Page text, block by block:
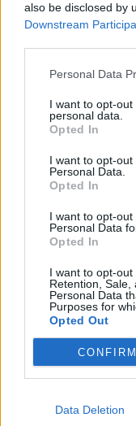
also be disclosed by
Downstream
Personal Data
I want to opt-
personal data.
Opted In
I want to opt-
Personal Data.
Opted In
I want to opt-
Personal Data
Opted In
I want to opt-out
Retention, Sale,
Personal Data
Purposes for
Opted Out
CONFIRM
Data Deletion
Prenumerera